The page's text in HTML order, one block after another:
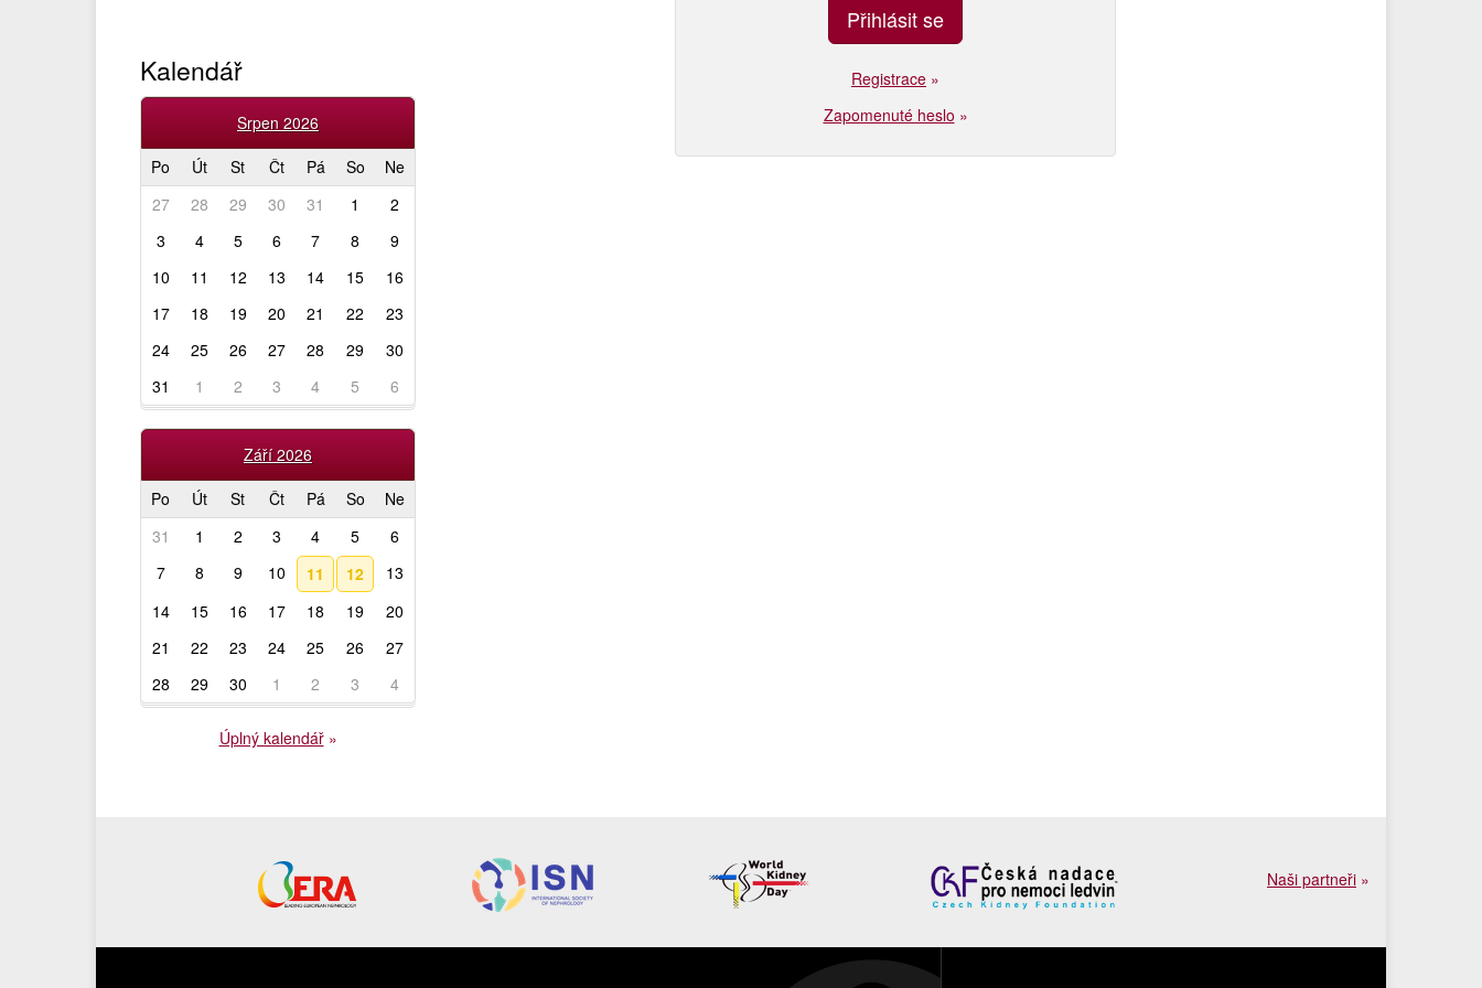
Registrace »
Zapomenuté heslo »
Kalendář
Srpen 2026
Po
Út St Čt Pá So
Ne
27
28 29 30 31 1
2
3
4 5 6 7 8
9
10
11 12 13 14 15
16
17
18 19 20 21 22
23
24
25 26 27 28 29
30
31
1 2 3 4 5 6
Září 2026
Po
Út St Čt Pá So
Ne
31
1 2 3 4 5
6
7
8 9 10 11 12
13
14
15 16 17 18 19
20
21
22 23 24 25 26
27
28
29 30 1 2 3 4
Úplný kalendář»
Naši partneři »